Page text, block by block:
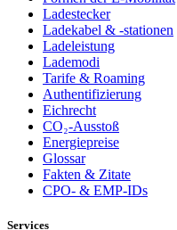
Ladestecker
Ladekabel & -stationen
Ladeleistung
Lademodi
Tarife & Roaming
Authentifizierung
Eichrecht
CO₂-Ausstoß
Energiepreise
Glossar
Fakten & Zitate
CPO- & EMP-IDs
Services